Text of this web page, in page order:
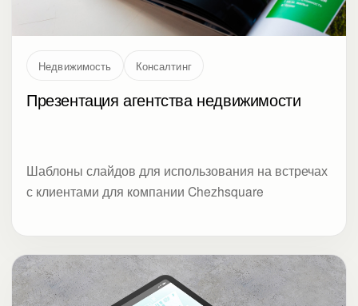
Недвижимость Консалтинг
Презентация агентства недвижимости
Шаблоны слайдов для использования на встречах
с клиентами для компании Chezhsquare